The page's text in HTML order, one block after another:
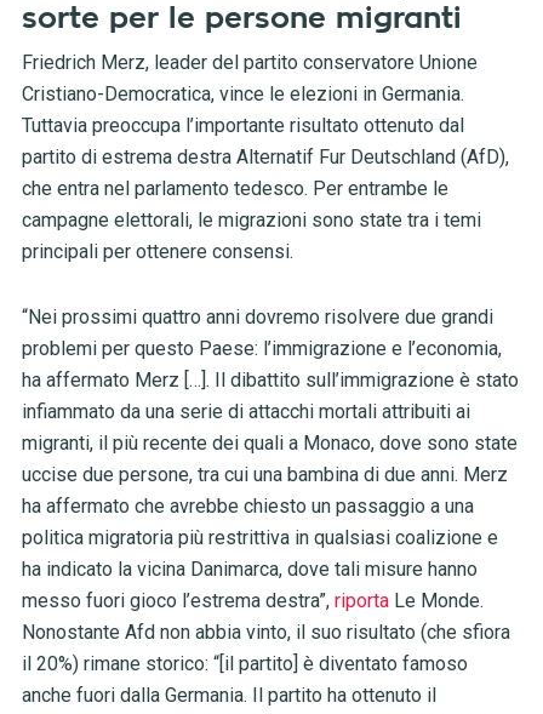
sorte per le persone migranti
Friedrich Merz, leader del partito conservatore Unione
Cristiano-Democratica, vince le elezioni in Germania.
Tuttavia preoccupa l’importante risultato ottenuto dal
partito di estrema destra Alternatif Fur Deutschland (AfD),
che entra nel parlamento tedesco. Per entrambe le
campagne elettorali, le migrazioni sono state tra i temi
principali per ottenere consensi.
“Nei prossimi quattro anni dovremo risolvere due grandi
problemi per questo Paese: l’immigrazione e l’economia,
ha affermato Merz […]. Il dibattito sull’immigrazione è stato
infiammato da una serie di attacchi mortali attribuiti ai
migranti, il più recente dei quali a Monaco, dove sono state
uccise due persone, tra cui una bambina di due anni. Merz
ha affermato che avrebbe chiesto un passaggio a una
politica migratoria più restrittiva in qualsiasi coalizione e
ha indicato la vicina Danimarca, dove tali misure hanno
messo fuori gioco l’estrema destra”, riportaLe Monde.
Nonostante Afd non abbia vinto, il suo risultato (che sfiora
il 20%) rimane storico: “[il partito] è diventato famoso
anche fuori dalla Germania. Il partito ha ottenuto il